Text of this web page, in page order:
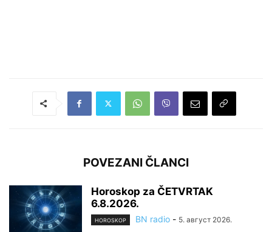
POVEZANI ČLANCI
Horoskop za ČETVRTAK
6.8.2026.
HOROSKOP BN radio - 5. август 2026.